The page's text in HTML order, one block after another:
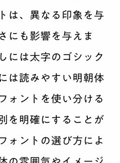
は、異なる印象を与
にも影響を与えま
には太字のゴシック
は読みやすい明朝体
ォントを使い分ける
を明確にすることが
ォントの選び方によ